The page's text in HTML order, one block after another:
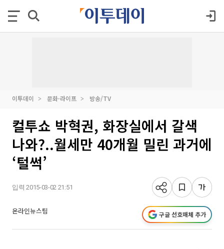
이투데이 문화·라이프 방송/TV
컬투쇼 박혁권, 화장실에서 갈색
나와?..월세만 40개월 밀린 과거에
‘털썩’
입력 2015-03-02 21:51
온라인뉴스팀 구글 선호매체 추가